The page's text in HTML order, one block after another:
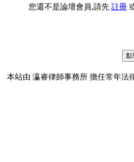
您還不是論壇會員,請先 註冊
本站由 瀛睿律師事務所 擔任常年法